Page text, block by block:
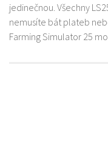
jedinečnou. Všechny
nemusíte bát plateb
Farming Simulator 25